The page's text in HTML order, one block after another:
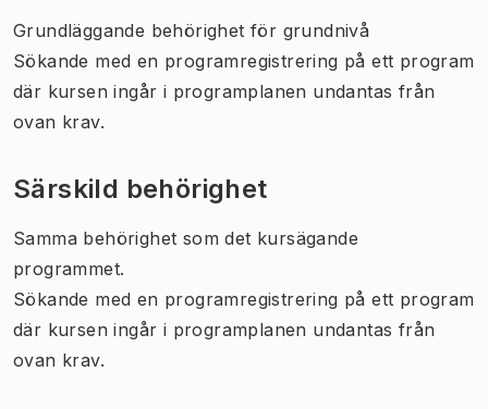
Grundläggande behörighet för grundnivå
Sökande med en programregistrering på ett program
där kursen ingår i programplanen undantas från
ovan krav.
Särskild behörighet
Samma behörighet som det kursägande
programmet.
Sökande med en programregistrering på ett program
där kursen ingår i programplanen undantas från
ovan krav.